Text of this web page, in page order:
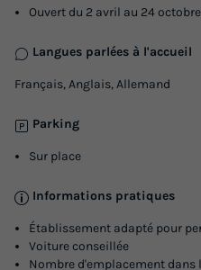
Ouvert du 2 avril au 24 octobre
Langues parlées à l'accueil
Français, Anglais, Allemand
Parking
Sur place
Informations pratiques
Établissement adapté pour
Voiture conseillée
Nombre d'emplacement dans